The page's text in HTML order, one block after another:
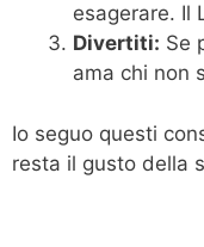
esagerare. Il
Divertiti: Se
ama chi non
Io seguo questi
resta il gusto della